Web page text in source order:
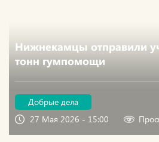
Нижнекамцы отправили
тонн гумпомощи
Добрые дела
27 Мая 2026 - 15:00